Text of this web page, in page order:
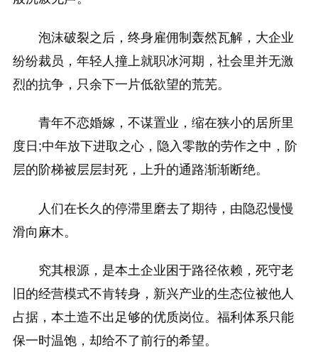
泡沫破裂之后，终身雇佣制轰然瓦解，大企业
纷纷裁员，年轻人撞上就职冰河期，社会里并无激
烈的抗争，只余下一片低欲望的荒芜。
青年不恋婚嫁，不谋置业，缩在狭小的居所里
度日;中年放下进取之心，隐入零散的劳作之中，阶
层的阶梯被层层封死，上升的通路渐渐断绝。
人们在长久的停滞里磨去了期待，由隐忍慢慢
滑向麻木。
究其根源，是本土企业困于路径依赖，死守老
旧的经营模式不肯转身，新兴产业的生态位被他人
占据，本土造不出足够的优质岗位。福利体系只能
保一时温饱，却给不了前行的希望。